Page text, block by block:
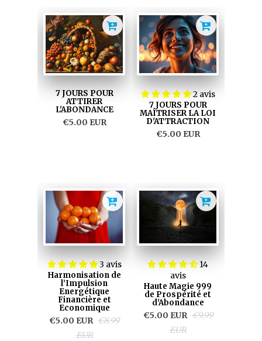
7 JOURS POUR
ATTIRER
L'ABONDANCE
€5.00 EUR
2 avis
7 JOURS POUR
MAÎTRISER LA LOI
D'ATTRACTION
€5.00 EUR
3 avis
Harmonisation de
l’Impulsion
Energétique
Financière et
Economique
€5.00 EUR €8.99
EUR
14
avis
Haute Magie 999
de Prospérité et
d'Abondance
€5.00 EUR €9.99
EUR